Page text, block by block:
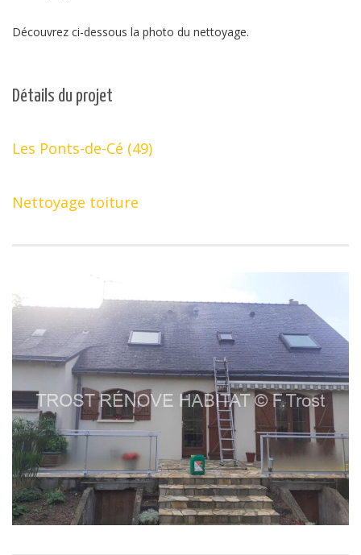
Découvrez ci-dessous la photo du nettoyage.
Détails du projet
Les Ponts-de-Cé (49)
Nettoyage toiture